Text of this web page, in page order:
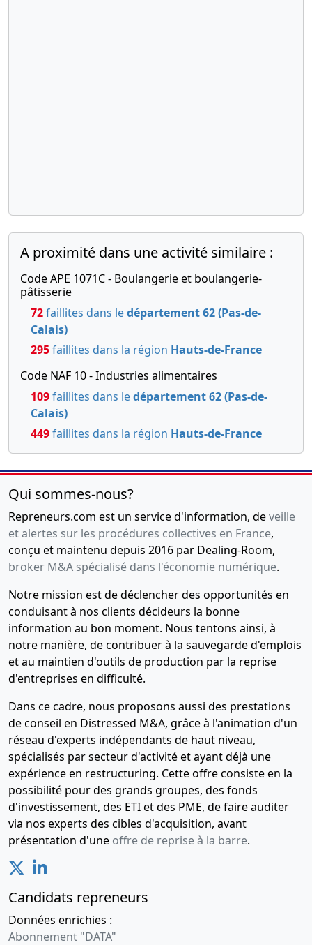
A proximité dans une activité similaire :
Code APE 1071C - Boulangerie et boulangerie-
pâtisserie
72faillites dans ledépartement 62 (Pas-de-
Calais)
295faillites dans la région Hauts-de-France
Code NAF 10 - Industries alimentaires
109faillites dans ledépartement 62 (Pas-de-
Calais)
449faillites dans la région Hauts-de-France
Qui sommes-nous?
Repreneurs.com est un service d'information, deveille
et alertes sur les procédures collectives en France,
conçu et maintenu depuis 2016 par Dealing-Room,
broker M&A spécialisé dans l'économie numérique.
Notre mission est de déclencher des opportunités en
conduisant à nos clients décideurs la bonne
information au bon moment. Nous tentons ainsi, à
notre manière, de contribuer à la sauvegarde d'emplois
et au maintien d'outils de production par la reprise
d'entreprises en difficulté.
Dans ce cadre, nous proposons aussi des prestations
de conseil en Distressed M&A, grâce à l'animation d'un
réseau d'experts indépendants de haut niveau,
spécialisés par secteur d'activité et ayant déjà une
expérience en restructuring. Cette offre consiste en la
possibilité pour des grands groupes, des fonds
d'investissement, des ETI et des PME, de faire auditer
via nos experts des cibles d'acquisition, avant
présentation d'une offre de reprise à la barre.
Candidats repreneurs
Données enrichies :
Abonnement "DATA"